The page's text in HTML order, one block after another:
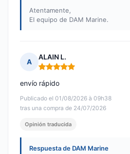
Atentamente,
El equipo de DAM Marine.
A
ALAIN L.
Nota: 5 de 5
Publicado el 01/08/2026 à 09h38
tras una compra de 24/07/2026
envío rápido
Opinión traducida
Respuesta de DAM Marine